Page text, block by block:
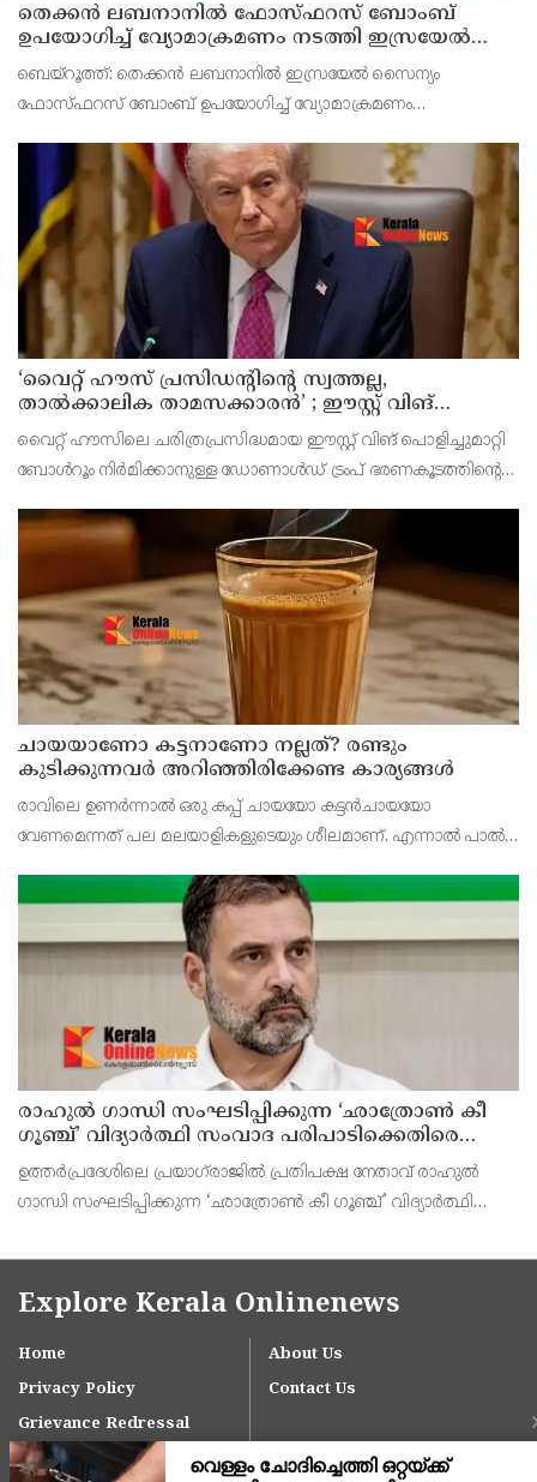
തെക്കൻ ലബനാനിൽ ഫോസ്ഫറസ് ബോംബ്
ഉപയോഗിച്ച് വ്യോമാക്രമണം നടത്തി ഇസ്രയേൽ
സൈന്യം
ബെയ്റൂത്ത്: തെക്കൻ ലബനാനിൽ ഇസ്രയേൽ സൈന്യം
ഫോസ്ഫറസ് ബോംബ് ഉപയോഗിച്ച് വ്യോമാക്രമണം
മേഖലയെയാണ് ആക്രമണം ലക്ഷ്യമിട്ടതെന്ന് റിപ്പോർട്ടിൽ
പറയുന്നു. ആക്രമണത്
‘വൈറ്റ് ഹൗസ് പ്രസിഡന്റിന്റെ സ്വത്തല്ല,
താൽക്കാലിക താമസക്കാരൻ’ ; ഈസ്റ്റ് വിങ്
പൊളിച്ചുമാറ്റി ബോൾറൂം നിർമിക്കാനുള്ള ട്രംപിന്റെ
നീക്കങ്ങൾക്ക് കോടതിയുടെ സ്റ്റേ
വൈറ്റ് ഹൗസിലെ ചരിത്രപ്രസിദ്ധമായ ഈസ്റ്റ് വിങ് പൊളിച്ചുമാറ്റി
ബോൾറൂം നിർമിക്കാനുള്ള ഡോണാൾഡ് ട്രംപ് ഭരണകൂടത്തിന്റെ
നവീകരണ പ്രവർത്തനങ്ങൾക്ക് ഫെഡറ
ചായയാണോ കട്ടനാണോ നല്ലത്? രണ്ടും
കുടിക്കുന്നവർ അറിഞ്ഞിരിക്കേണ്ട കാര്യങ്ങൾ
രാവിലെ ഉണർന്നാൽ ഒരു കപ്പ് ചായയോ കട്ടൻചായയോ
വേണമെന്നത് പല മലയാളികളുടെയും ശീലമാണ്. എന്നാൽ പാൽ
ആരോഗ്യത്തിന് കൂടുതൽ നല്ലത് എന്ന ചോദ്യം പലർക്കുമുണ്ട്.
രാഹുൽ ഗാന്ധി സംഘടിപ്പിക്കുന്ന ‘ഛാത്രോൺ കീ
ഗൂഞ്ച്’ വിദ്യാർത്ഥി സംവാദ പരിപാടിക്കെതിരെ
രൂക്ഷവിമർശനവുമായി ബിജെപി
ഉത്തർപ്രദേശിലെ പ്രയാഗ്‌രാജിൽ പ്രതിപക്ഷ നേതാവ് രാഹുൽ
ഗാന്ധി സംഘടിപ്പിക്കുന്ന ‘ഛാത്രോൺ കീ ഗൂഞ്ച്’ വിദ്യാർത്ഥി
രംഗത്തെത്തി.
Explore Kerala Onlinenews
Home
About Us
Privacy Policy
Contact Us
Grievance Redressal